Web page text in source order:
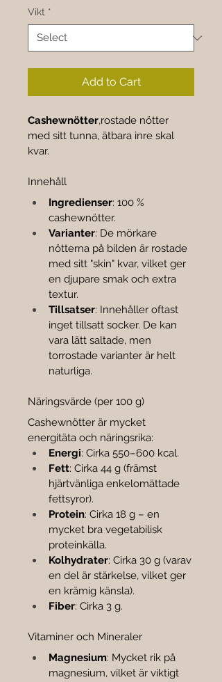
Vikt *
Add to Cart
Cashewnötter,rostade nötter
med sitt tunna, ätbara inre skal
kvar.
Innehåll
Ingredienser: 100 %
cashewnötter.
Varianter: De mörkare
nötterna på bilden är rostade
med sitt "skin" kvar, vilket ger
en djupare smak och extra
textur.
Tillsatser: Innehåller oftast
inget tillsatt socker. De kan
vara lätt saltade, men
torrostade varianter är helt
naturliga.
Näringsvärde (per 100 g)
Cashewnötter är mycket
energitäta och näringsrika:
Energi: Cirka 550–600 kcal.
Fett: Cirka 44 g (främst
hjärtvänliga enkelomättade
fettsyror).
Protein: Cirka 18 g – en
mycket bra vegetabilisk
proteinkälla.
Kolhydrater: Cirka 30 g (varav
en del är stärkelse, vilket ger
en krämig känsla).
Fiber: Cirka 3 g.
Vitaminer och Mineraler
Magnesium: Mycket rik på
magnesium, vilket är viktigt